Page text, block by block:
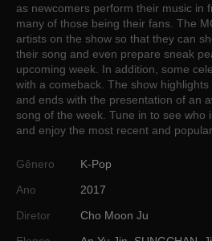
as newcomers perform their music in
many of those being their fans. The
artists on the show so that they can
their song and even prepare sneak
upcoming week. In addition, some
with a comeback. The show
and ends with the presentation of an
song of the week. Tune in to see who
and enjoy the most recent and
Gênero
K-Pop
Ano
2017
Diretor
Cho Moon Ju